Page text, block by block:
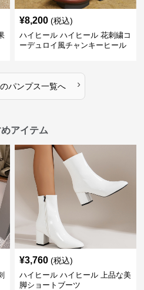
¥8,200 (税込)
ハイヒール ハイヒール 花刺繍コ
ーデュロイ風チャンキーヒール
のパンプス一覧へ ›
アイテム
¥3,760 (税込)
ハイヒール ハイヒール 上品な美
脚ショートブーツ